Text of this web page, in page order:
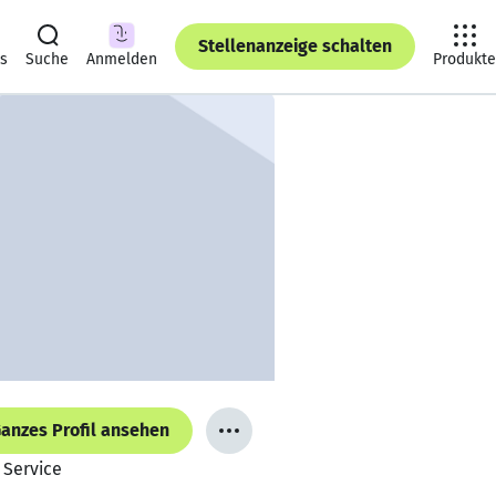
Suche Anmelden
Stellenanzeige schalten
Produkte
Profil ansehen